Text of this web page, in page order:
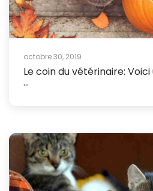
octobre 30, 2019
Le coin du vétérinaire:
...